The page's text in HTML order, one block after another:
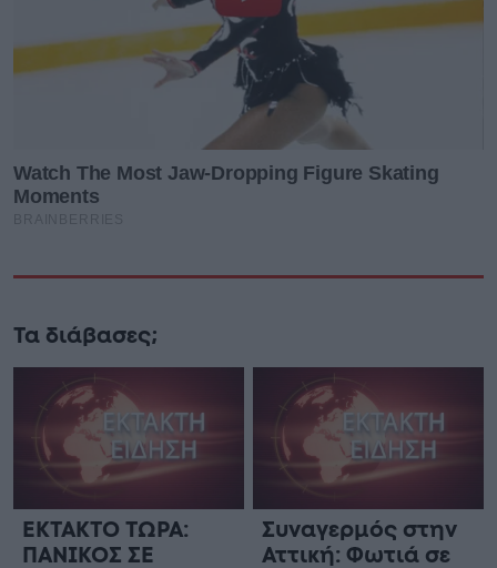
Τα διάβασες;
ΕΚΤΑΚΤΟ ΤΩΡΑ:
ΠΑΝΙΚΟΣ ΣΕ
Συναγερμός στην
Αττική: Φωτιά σε